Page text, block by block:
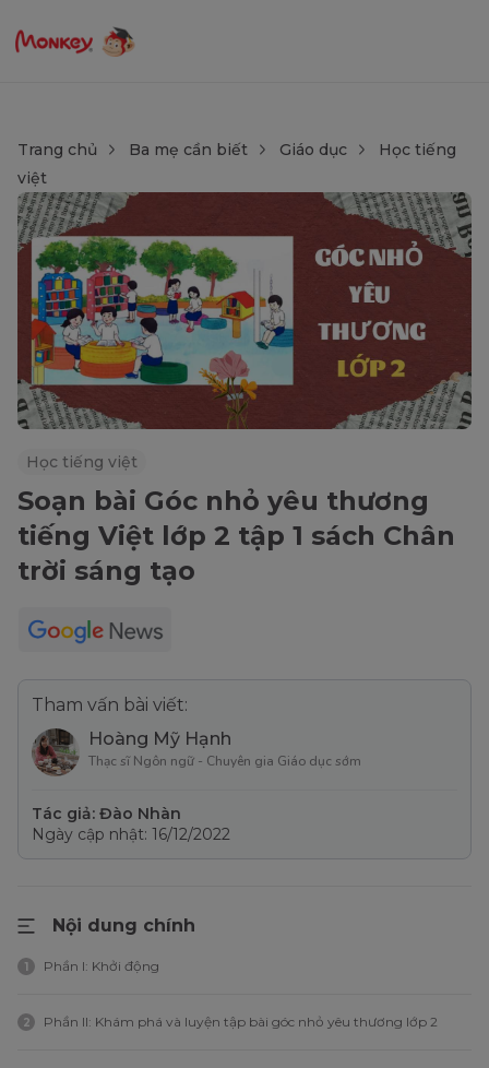
Trang chủ Ba mẹ cần biết Giáo dục
Học tiếng
việt
Học tiếng việt
Soạn bài Góc nhỏ yêu thương
tiếng Việt lớp 2 tập 1 sách Chân
trời sáng tạo
Tham vấn bài viết:
Hoàng Mỹ Hạnh
Thạc sĩ Ngôn ngữ - Chuyên gia Giáo dục sớm
Tác giả: Đào Nhàn
Ngày cập nhật: 16/12/2022
Nội dung chính
1 Phần I: Khởi động
2 Phần II: Khám phá và luyện tập bài góc nhỏ yêu thương lớp 2